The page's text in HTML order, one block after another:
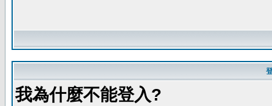
我為什麼不能登入?